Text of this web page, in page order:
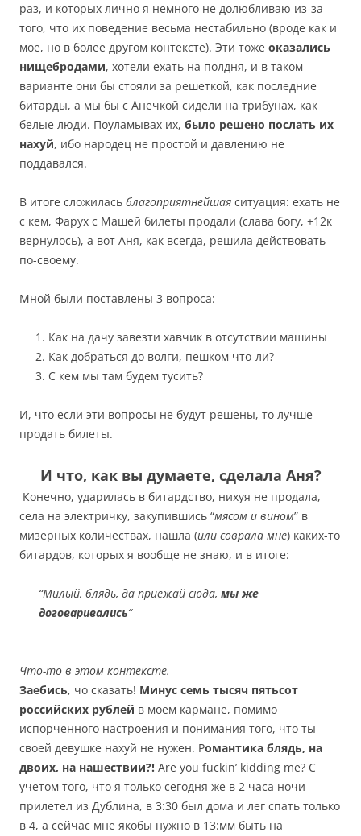
раз, и которых лично я немного не долюбливаю из-за
того, что их поведение весьма нестабильно (вроде как и
мое, но в более другом контексте). Эти тоже оказались
нищебродами, хотели ехать на полдня, и в таком
варианте они бы стояли за решеткой, как последние
битарды, а мы бы с Анечкой сидели на трибунах, как
белые люди. Поуламывах их, было решено послать их
нахуй, ибо народец не простой и давлению не
поддавался.
В итоге сложилась благоприятнейшая ситуация: ехать не
с кем, Фарух с Машей билеты продали (слава богу, +12к
вернулось), а вот Аня, как всегда, решила действовать
по-своему.
Мной были поставлены 3 вопроса:
Как на дачу завезти хавчик в отсутствии машины
Как добраться до волги, пешком что-ли?
С кем мы там будем тусить?
И, что если эти вопросы не будут решены, то лучше
продать билеты.
И что, как вы думаете, сделала Аня?
Конечно, ударилась в битардство, нихуя не продала,
села на электричку, закупившись “мясом и вином” в
мизерных количествах, нашла (или соврала мне) каких-то
битардов, которых я вообще не знаю, и в итоге:
“Милый, блядь, да приежай сюда, мы же
договаривались“
Что-то в этом контексте.
Заебись, чо сказать! Минус семь тысяч пятьсот
российских рублей в моем кармане, помимо
испорченного настроения и понимания того, что ты
своей девушке нахуй не нужен. Романтика блядь, на
двоих, на нашествии?! Are you fuckin’ kidding me? С
учетом того, что я только сегодня же в 2 часа ночи
прилетел из Дублина, в 3:30 был дома и лег спать только
в 4, а сейчас мне якобы нужно в 13:мм быть на